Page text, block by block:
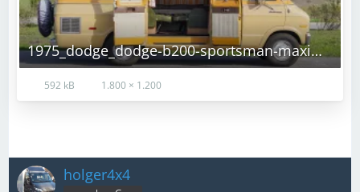
1975_dodge_dodge-b200-sportsman-maxiwagon_DSC07819-88598.jpg
592 kB 1.800 × 1.200
holger4x4